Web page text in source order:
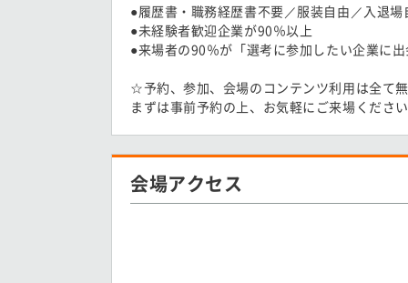
●履歴書・職務経歴書不要／服装自由／入退場
●未経験者歓迎企業が90％以上
●来場者の90％が「選考に参加したい企業に
☆予約、参加、会場のコンテンツ利用は全て
まずは事前予約の上、お気軽にご来場ください
会場アクセス